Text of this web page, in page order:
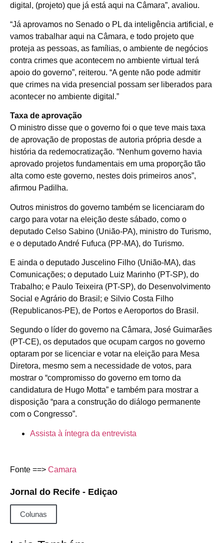
digital, (projeto) que já está aqui na Câmara”, avaliou.
“Já aprovamos no Senado o PL da inteligência artificial, e
vamos trabalhar aqui na Câmara, e todo projeto que
proteja as pessoas, as famílias, o ambiente de negócios
contra crimes que acontecem no ambiente virtual terá
apoio do governo”, reiterou. “A gente não pode admitir
que crimes na vida presencial possam ser liberados para
acontecer no ambiente digital.”
Taxa de aprovação
O ministro disse que o governo foi o que teve mais taxa
de aprovação de propostas de autoria própria desde a
história da redemocratização. “Nenhum governo havia
aprovado projetos fundamentais em uma proporção tão
alta como este governo, nestes dois primeiros anos”,
afirmou Padilha.
Outros ministros do governo também se licenciaram do
cargo para votar na eleição deste sábado, como o
deputado Celso Sabino (União-PA), ministro do Turismo,
e o deputado André Fufuca (PP-MA), do Turismo.
E ainda o deputado Juscelino Filho (União-MA), das
Comunicações; o deputado Luiz Marinho (PT-SP), do
Trabalho; e Paulo Teixeira (PT-SP), do Desenvolvimento
Social e Agrário do Brasil; e Silvio Costa Filho
(Republicanos-PE), de Portos e Aeroportos do Brasil.
Segundo o líder do governo na Câmara, José Guimarães
(PT-CE), os deputados que ocupam cargos no governo
optaram por se licenciar e votar na eleição para Mesa
Diretora, mesmo sem a necessidade de votos, para
mostrar o “compromisso do governo em torno da
candidatura de Hugo Motta” e também para mostrar a
disposição “para a construção do diálogo permanente
com o Congresso”.
Assista à íntegra da entrevista
Fonte ==> Camara
Jornal do Recife - Ediçao
Colunas